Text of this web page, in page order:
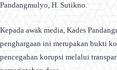
Pandangmulyo, H. Sutikno.
Kepada awak media, Kades
penghargaan ini merupakan bukti
pencegahan korupsi melalui